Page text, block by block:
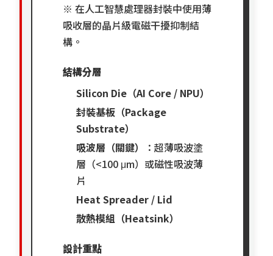
※ 在人工智慧處理器封裝中使用薄
吸收層的晶片級電磁干擾抑制結
構。
結構分層
Silicon Die（AI Core / NPU）
封裝基板（Package
Substrate）
吸波層（關鍵）
：超薄吸波塗
層（<100 μm）或磁性吸波薄
片
Heat Spreader / Lid
散熱模組（Heatsink）
設計重點